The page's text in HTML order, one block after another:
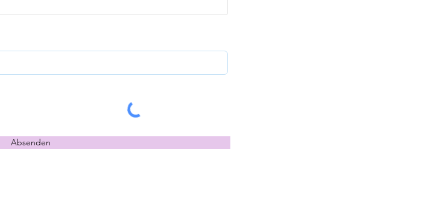
Absenden